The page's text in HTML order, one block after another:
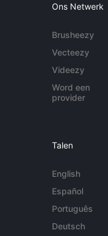
Ons Netwerk
Brusheezy
Vecteezy
Videezy
Word een
provider
Talen
English
Español
Português
Deutsch